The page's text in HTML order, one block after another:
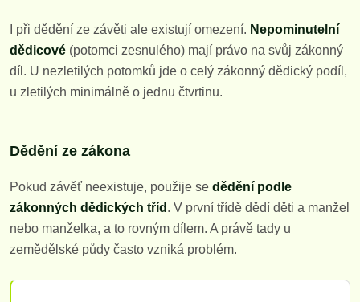
I při dědění ze závěti ale existují omezení. Nepominutelní
dědicové (potomci zesnulého) mají právo na svůj zákonný
díl. U nezletilých potomků jde o celý zákonný dědický podíl,
u zletilých minimálně o jednu čtvrtinu.
Dědění ze zákona
Pokud závěť neexistuje, použije se dědění podle
zákonných dědických tříd . V první třídě dědí děti a manžel
nebo manželka, a to rovným dílem. A právě tady u
zemědělské půdy často vzniká problém.